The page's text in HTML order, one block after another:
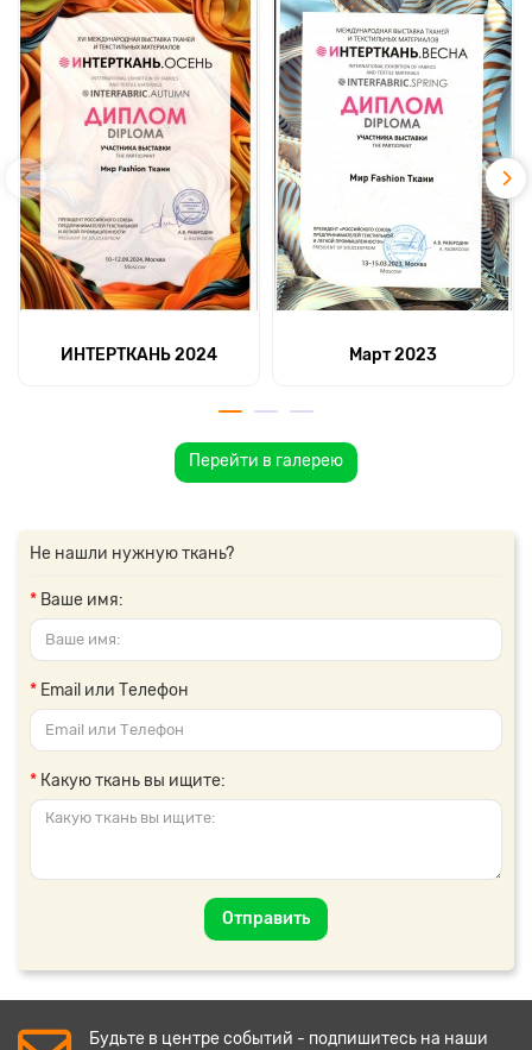
ИНТЕРТКАНЬ 2024 Март 2023
Перейти в галерею
Не нашли нужную ткань?
Ваше имя:
Email или Телефон
Какую ткань вы ищите:
Отправить
Будьте в центре событий - подпишитесь на наши